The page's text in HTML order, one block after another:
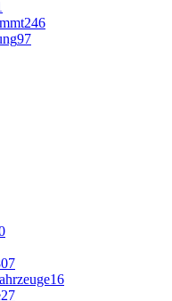
246
97
16
27